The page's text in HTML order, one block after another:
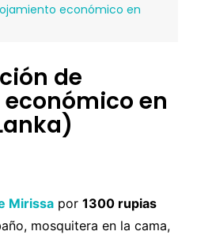
económico en
de
en
Mirissapor 1300 rupias
mosquitera en la cama,